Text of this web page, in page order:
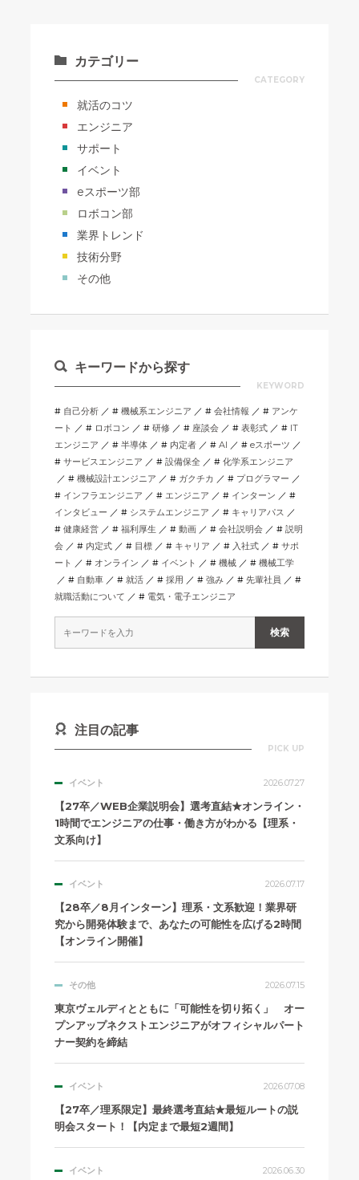
カテゴリー
CATEGORY
就活のコツ
エンジニア
サポート
イベント
eスポーツ部
ロボコン部
業界トレンド
技術分野
その他
キーワードから探す
KEYWORD
自己分析 機械系エンジニア 会社情報
アンケ
ート
ロボコン 研修 座談会 表彰式
IT
エンジニア
半導体 内定者 AI
eスポーツ
サービスエンジニア
設備保全
化学系エンジニア
機械設計エンジニア
ガクチカ
プログラマー
インフラエンジニア
エンジニア
インターン
インタビュー
システムエンジニア
キャリアパス
健康経営
福利厚生 動画 会社説明会
説明
会
内定式 目標 キャリア 入社式
サポ
ート
オンライン イベント 機械
機械工学
自動車
就活 採用 強み
先輩社員
就職活動について
電気・電子エンジニア
注目の記事
PICK UP
イベント 2026.07.27
【27卒／WEB企業説明会】選考直結★オンライン・
1時間でエンジニアの仕事・働き方がわかる【理系・
文系向け】
イベント 2026.07.17
【28卒／8月インターン】理系・文系歓迎！業界研
究から開発体験まで、あなたの可能性を広げる2時間
【オンライン開催】
その他 2026.07.15
東京ヴェルディとともに「可能性を切り拓く」 オー
プンアップネクストエンジニアがオフィシャルパート
ナー契約を締結
イベント 2026.07.08
【27卒／理系限定】最終選考直結★最短ルートの説
明会スタート！【内定まで最短2週間】
イベント 2026.06.30